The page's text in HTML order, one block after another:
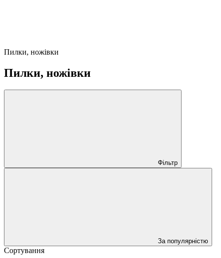
Пилки, ножівки
Пилки, ножівки
Фільтр
За популярністю
Сортування